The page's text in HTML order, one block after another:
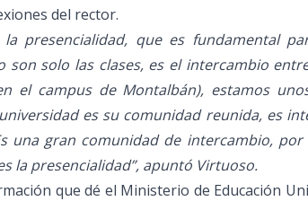
del rector.
presencialidad, que es fundamental
solo las clases, es el intercambio
el campus de Montalbán), estamos
es su comunidad reunida, es
una gran comunidad de intercambio, por
la presencialidad”, apuntó Virtuoso.
que dé el Ministerio de Educación